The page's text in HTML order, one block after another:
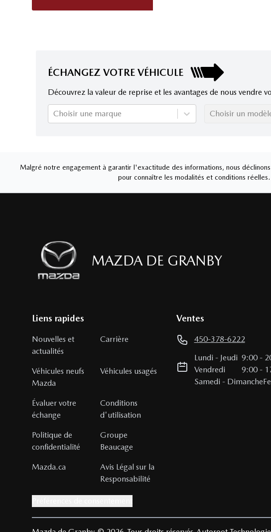
ÉCHANGEZ VOTRE VÉHICULE
Découvrez la valeur de reprise et les avantages de nous vendre
Choisir une marque Choisir un
Malgré notre engagement à garantir l'exactitude des informations, nous
pour connaître les modalités et conditions
MAZDA DE GRANBY
Liens rapides
Nouvelles et
actualités
Carrière
Véhicules neufs
Mazda
Véhicules usagés
Évaluer votre
échange
Conditions
d'utilisation
Politique de
confidentialité
Groupe
Beaucage
Mazda.ca
Avis Légal sur la
Responsabilité
Ventes
450-378-6222
Lundi - Jeudi 9:00-
Vendredi
9:00-
Samedi - Dimanche